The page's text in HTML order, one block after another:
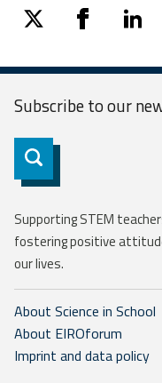
twitter facebooklinkedin
Subscribe to our
Subscribe
Supporting STEM
fostering positive
our lives.
About Science in School
About EIROforum
Imprint and data policy